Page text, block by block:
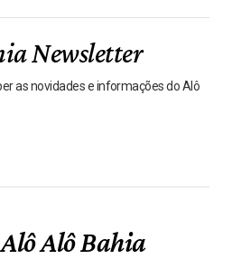
Newsletter
as novidades e informações do Alô
Alô Bahia